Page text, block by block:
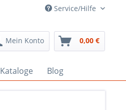
Service/Hilfe
Mein Konto 0,00 €
Kataloge Blog